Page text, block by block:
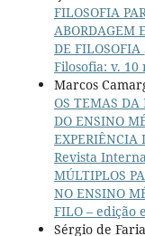
FILOSOFIA
ABORDAGEM
DE FILOSOFIA
Filosofia: v. 10
Marcos
OS TEMAS DA
DO ENSINO
EXPERIÊNCIA
Revista
MÚLTIPLOS
NO ENSINO
FILO – edição
Sérgio de